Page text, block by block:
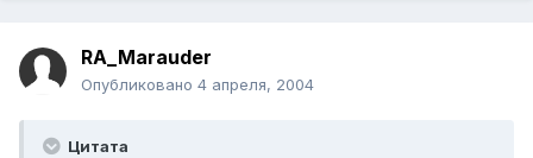
RA_Marauder
Опубликовано 4 апреля, 2004
Цитата